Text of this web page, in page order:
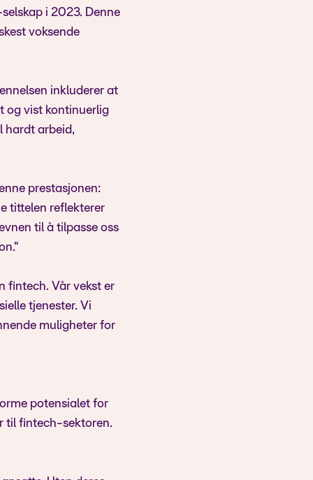
i 2023. Denne
voksende
inkluderer at
og vist kontinuerlig
hardt arbeid,
prestasjonen:
tittelen reflekterer
til å tilpasse oss
fintech. Vår vekst er
tjenester. Vi
muligheter for
potensialet for
til fintech-sektoren.